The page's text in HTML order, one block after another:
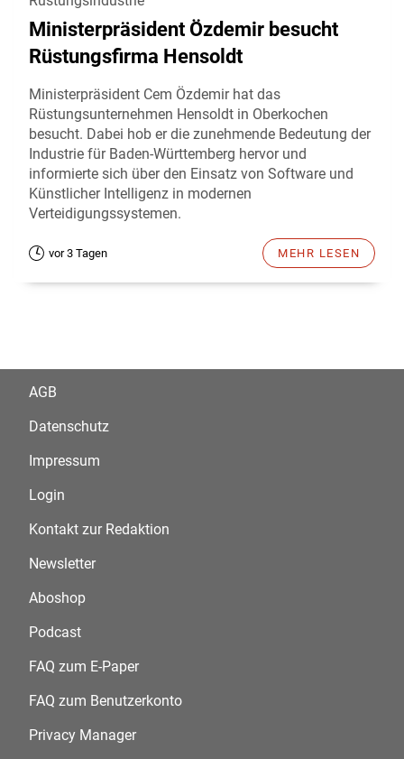
Ministerpräsident Özdemir besucht
Rüstungsfirma Hensoldt
Ministerpräsident Cem Özdemir hat das
Rüstungsunternehmen Hensoldt in Oberkochen
besucht. Dabei hob er die zunehmende Bedeutung der
Industrie für Baden-Württemberg hervor und
informierte sich über den Einsatz von Software und
Künstlicher Intelligenz in modernen
Verteidigungssystemen.
vor 3 Tagen MEHR LESEN
AGB
Datenschutz
Impressum
Login
Kontakt zur Redaktion
Newsletter
Aboshop
Podcast
FAQ zum E-Paper
FAQ zum Benutzerkonto
Privacy Manager